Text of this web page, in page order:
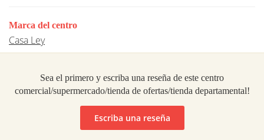
Marca del centro
Casa Ley
Sea el primero y escriba una reseña de este centro
comercial/supermercado/tienda de ofertas/tienda departamental!
Escriba una reseña